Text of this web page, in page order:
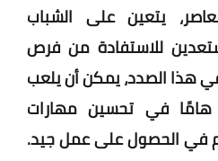
يتعين على الشباب
للاستفادة من فرص
هذا الصدد، يمكن أن يلعب
هامًا في تحسين مهارات
في الحصول على عمل جيد.